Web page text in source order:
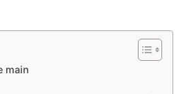
main